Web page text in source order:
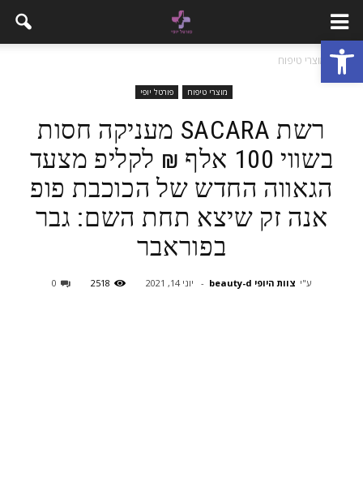
פתח סרגל נגישות
בית מוצרי טיפוח
מוצרי טיפוח פורטל יופי
רשת SACARA מעניקה חסות
בשווי 100 אלף ₪ לקליפ מצעד
הגאווה החדש של הכוכבת פופ
אנה זק שיצא תחת השם: גבר
בפוראבר
ע"י צוות היופי beauty-d - יוני 14, 2021 2518
0